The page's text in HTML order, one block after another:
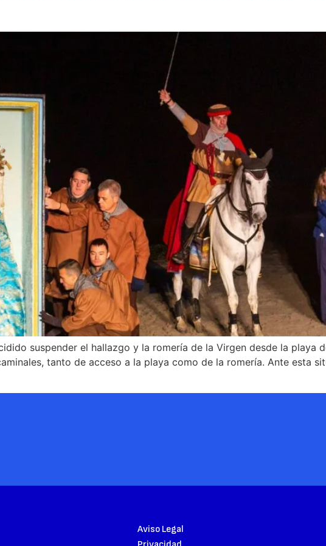
suspender el hallazgo y la romería de la Virgen desde la playa
tanto de acceso a la playa como de la romería. Ante esta
Aviso Legal